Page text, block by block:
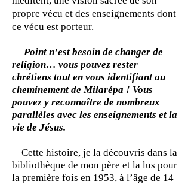
propre vécu et des enseignements dont
ce vécu est porteur.
Point n’est besoin de changer de
religion… vous pouvez rester
chrétiens tout en vous identifiant au
cheminement de Milarépa ! Vous
pouvez y reconnaître de nombreux
parallèles avec les enseignements et la
vie de Jésus.
Cette histoire, je la découvris dans la
bibliothèque de mon père et la lus pour
la première fois en 1953, à l’âge de 14